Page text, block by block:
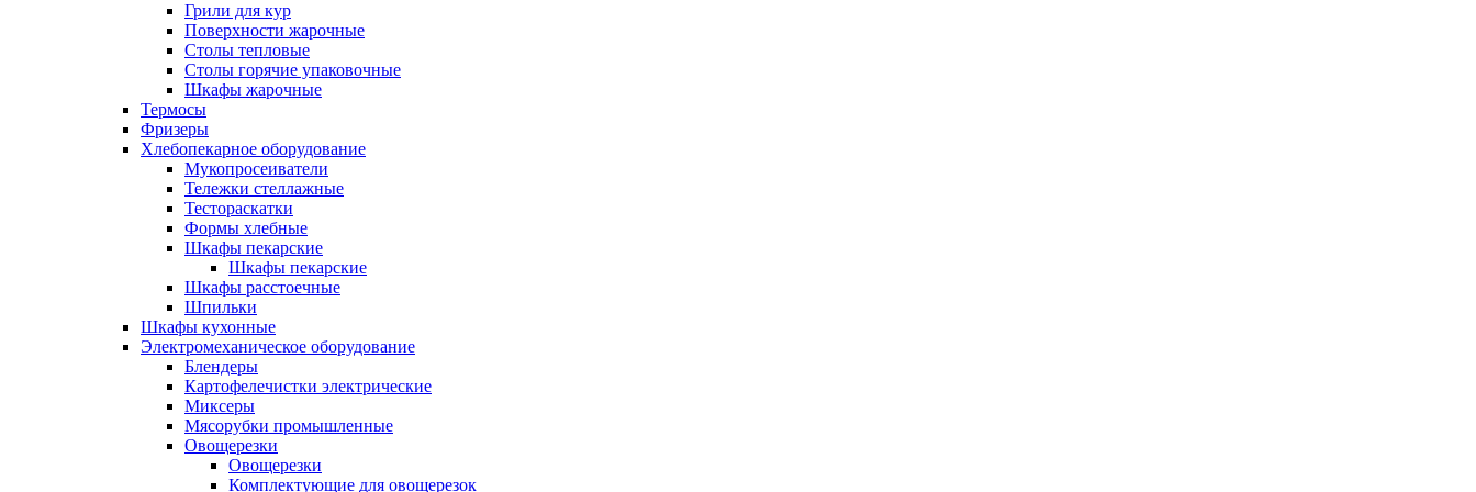
Грили для кур
Поверхности жарочные
Столы тепловые
Столы горячие упаковочные
Шкафы жарочные
Термосы
Фризеры
Хлебопекарное оборудование
Мукопросеиватели
Тележки стеллажные
Тестораскатки
Формы хлебные
Шкафы пекарские
Шкафы пекарские
Шкафы расстоечные
Шпильки
Шкафы кухонные
Электромеханическое оборудование
Блендеры
Картофелечистки электрические
Миксеры
Мясорубки промышленные
Овощерезки
Овощерезки
Комплектующие для овощерезок